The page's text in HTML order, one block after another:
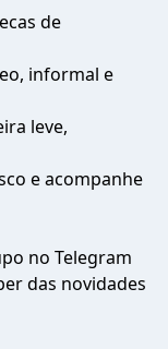
de
informal e
leve,
e acompanhe
no Telegram
das novidades